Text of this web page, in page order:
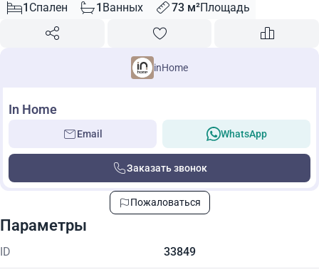
1 Спален 1 Ванных 73 м²Площадь
inHome
In Home
Email WhatsApp
Заказать звонок
Пожаловаться
Параметры
ID 33849